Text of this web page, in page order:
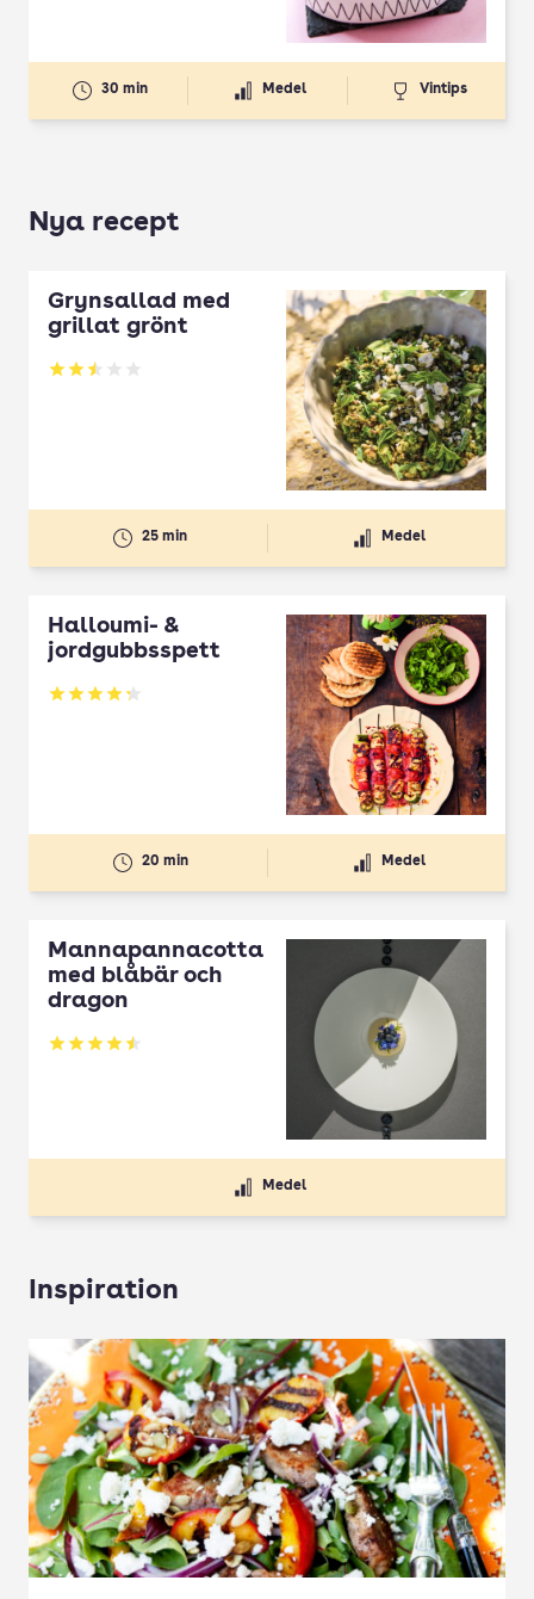
30 min Medel Vintips
Nya recept
Grynsallad med
grillat grönt
Betyg: 2.5 av 5
25 min Medel
Halloumi- &
jordgubbsspett
Betyg: 4.3 av 5
20 min Medel
Mannapannacotta
med blåbär och
dragon
Betyg: 4.5 av 5
Medel
Inspiration